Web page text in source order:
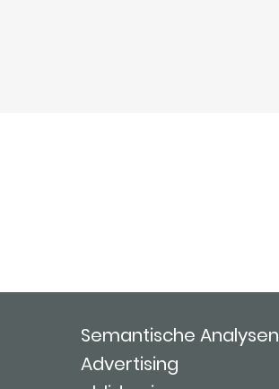
Semantische Analysen
Advertising